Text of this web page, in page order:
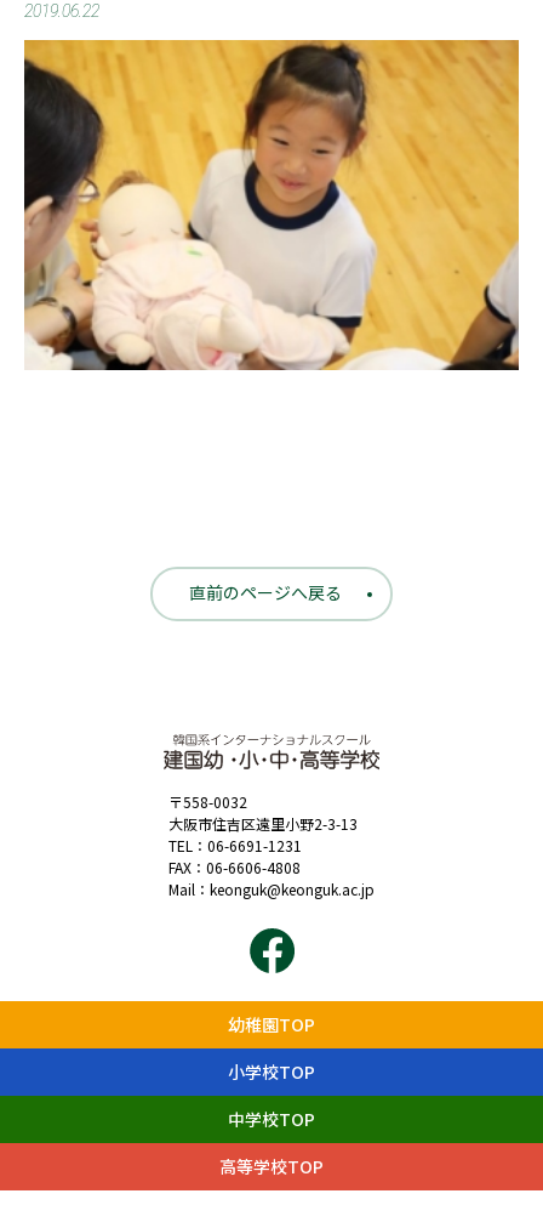
2019.06.22
直前のページへ戻る
〒558-0032
大阪市住吉区遠里小野2-3-13
TEL： 06-6691-1231
FAX：06-6606-4808
Mail： keonguk@keonguk.ac.jp
幼稚園TOP
小学校TOP
中学校TOP
高等学校TOP